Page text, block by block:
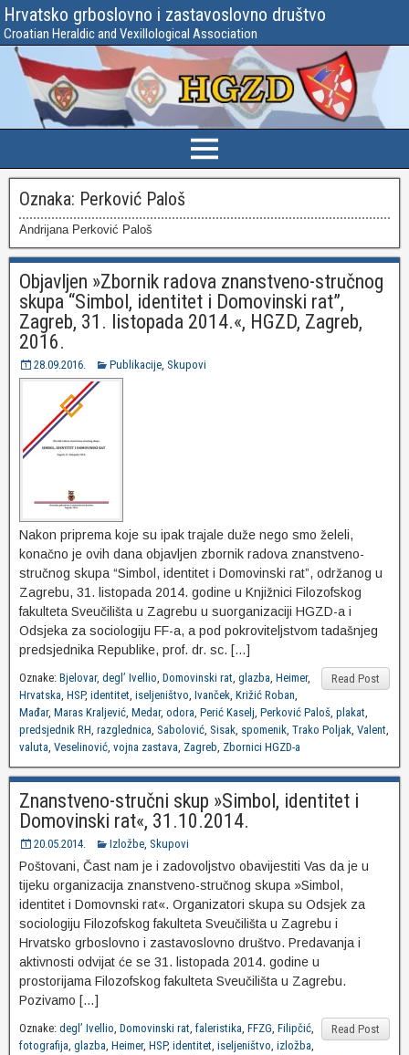
Hrvatsko grboslovno i zastavoslovno društvo
Croatian Heraldic and Vexillological Association
Oznaka: Perković Paloš
Andrijana Perković Paloš
Objavljen »Zbornik radova znanstveno-stručnog
skupa “Simbol, identitet i Domovinski rat”,
Zagreb, 31. listopada 2014.«, HGZD, Zagreb,
2016.
28.09.2016. Publikacije, Skupovi
Nakon priprema koje su ipak trajale duže nego smo želeli,
konačno je ovih dana objavljen zbornik radova znanstveno-
stručnog skupa “Simbol, identitet i Domovinski rat”, održanog u
Zagrebu, 31. listopada 2014. godine u Knjižnici Filozofskog
fakulteta Sveučilišta u Zagrebu u suorganizaciji HGZD-a i
Odsjeka za sociologiju FF-a, a pod pokroviteljstvom tadašnjeg
predsjednika Republike, prof. dr. sc. […]
Read Post
Oznake: Bjelovar, degl’ Ivellio, Domovinski rat, glazba, Heimer,
Hrvatska, HSP, identitet, iseljeništvo, Ivanček, Križić Roban,
Mađar, Maras Kraljević, Medar, odora, Perić Kaselj, Perković Paloš, plakat,
predsjednik RH, razglednica, Sabolović, Sisak, spomenik, Trako Poljak, Valent,
valuta, Veselinović, vojna zastava, Zagreb, Zbornici HGZD-a
Znanstveno-stručni skup »Simbol, identitet i
Domovinski rat«, 31.10.2014.
20.05.2014. Izložbe, Skupovi
Poštovani, Čast nam je i zadovoljstvo obavijestiti Vas da je u
tijeku organizacija znanstveno-stručnog skupa »Simbol,
identitet i Domovnski rat«. Organizatori skupa su Odsjek za
sociologiju Filozofskog fakulteta Sveučilišta u Zagrebu i
Hrvatsko grboslovno i zastavoslovno društvo. Predavanja i
aktivnosti odvijat će se 31. listopada 2014. godine u
prostorijama Filozofskog fakulteta Sveučilišta u Zagrebu.
Pozivamo […]
Read Post
Oznake: degl’ Ivellio, Domovinski rat, faleristika, FFZG, Filipčić,
fotografija, glazba, Heimer, HSP, identitet, iseljeništvo, izložba,